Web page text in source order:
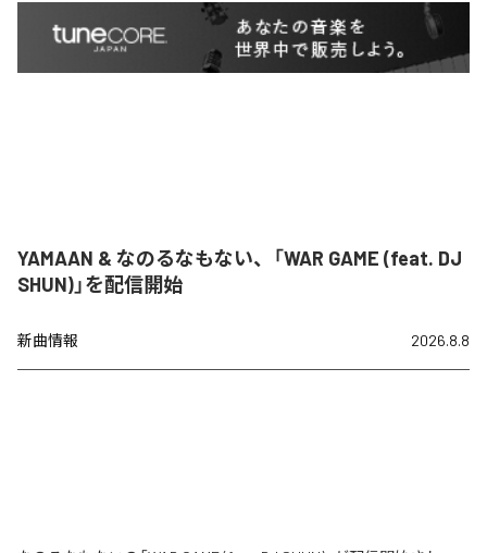
YAMAAN & なのるなもない、「WAR GAME (feat. DJ
SHUN)」を配信開始
新曲情報 2026.8.8